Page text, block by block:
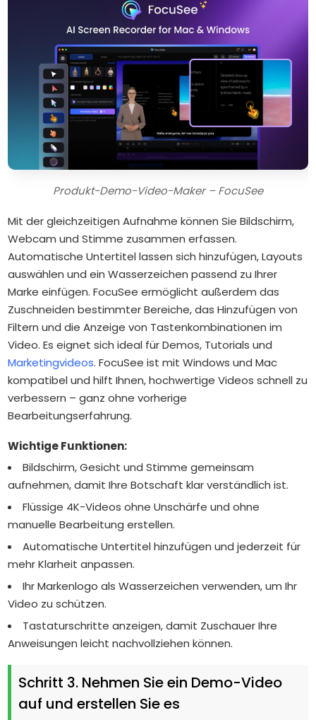
Produkt-Demo-Video-Maker – FocuSee
Mit der gleichzeitigen Aufnahme können Sie Bildschirm,
Webcam und Stimme zusammen erfassen.
Automatische Untertitel lassen sich hinzufügen, Layouts
auswählen und ein Wasserzeichen passend zu Ihrer
Marke einfügen. FocuSee ermöglicht außerdem das
Zuschneiden bestimmter Bereiche, das Hinzufügen von
Filtern und die Anzeige von Tastenkombinationen im
Video. Es eignet sich ideal für Demos, Tutorials und
Marketingvideos. FocuSee ist mit Windows und Mac
kompatibel und hilft Ihnen, hochwertige Videos schnell zu
verbessern – ganz ohne vorherige
Bearbeitungserfahrung.
Wichtige Funktionen:
Bildschirm, Gesicht und Stimme gemeinsam
aufnehmen, damit Ihre Botschaft klar verständlich ist.
Flüssige 4K-Videos ohne Unschärfe und ohne
manuelle Bearbeitung erstellen.
Automatische Untertitel hinzufügen und jederzeit für
mehr Klarheit anpassen.
Ihr Markenlogo als Wasserzeichen verwenden, um Ihr
Video zu schützen.
Tastaturschritte anzeigen, damit Zuschauer Ihre
Anweisungen leicht nachvollziehen können.
Schritt 3. Nehmen Sie ein Demo-Video
auf und erstellen Sie es